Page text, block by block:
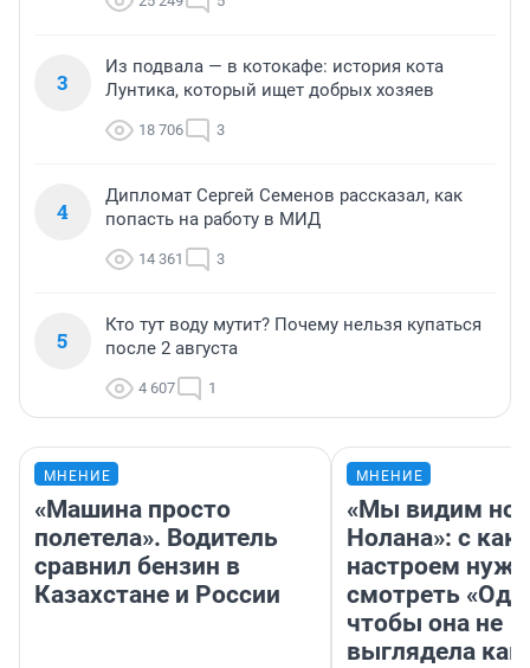
3
Из подвала — в котокафе: история кота
Лунтика, который ищет добрых хозяев
18 706 3
4
Дипломат Сергей Семенов рассказал, как
попасть на работу в МИД
14 361 3
5
Кто тут воду мутит? Почему нельзя купаться
после 2 августа
4 607 1
МНЕНИЕ
«Машина просто
полетела». Водитель
сравнил бензин в
Казахстане и России
МНЕНИЕ
«Мы видим
Нолана»: с
настроем
смотреть
чтобы она не
выглядела как